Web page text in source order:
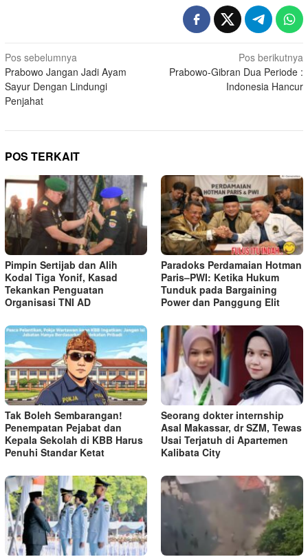
Navigasi
pos
Pos sebelumnya
Prabowo Jangan Jadi Ayam
Sayur Dengan Lindungi
Penjahat
Pos berikutnya
Prabowo-Gibran Dua Periode :
Indonesia Hancur
POS TERKAIT
Pimpin Sertijab dan Alih
Kodal Tiga Yonif, Kasad
Tekankan Penguatan
Organisasi TNI AD
Paradoks Perdamaian Hotman
Paris–PWI: Ketika Hukum
Tunduk pada Bargaining
Power dan Panggung Elit
Tak Boleh Sembarangan!
Penempatan Pejabat dan
Kepala Sekolah di KBB Harus
Penuhi Standar Ketat ​
Seorang dokter internship
Asal Makassar, dr SZM, Tewas
Usai Terjatuh di Apartemen
Kalibata City